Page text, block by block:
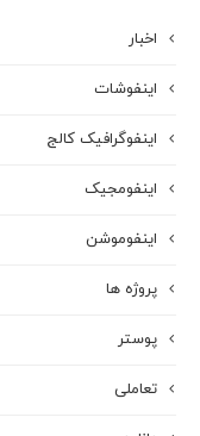
اخبار
اینفوشات
اینفوگرافیک کالج
اینفومجیک
اینفوموشن
پروژه ها
پوستر
تعاملی